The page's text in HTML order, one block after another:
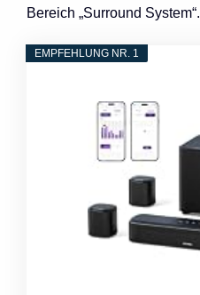
Bereich „Surround System“.
EMPFEHLUNG NR. 1